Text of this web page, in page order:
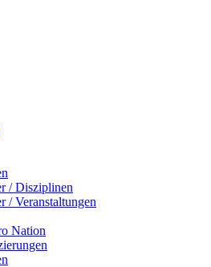
/ Disziplinen
/ Veranstaltungen
Nation